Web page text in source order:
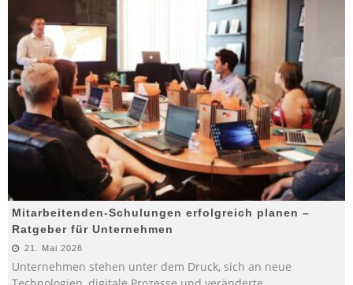
Mitarbeitenden-Schulungen erfolgreich planen –
Ratgeber für Unternehmen
21. Mai 2026
Unternehmen stehen unter dem Druck, sich an neue